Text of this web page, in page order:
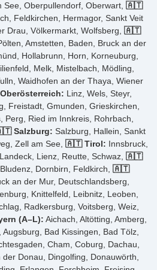
Oberpullendorf, Oberwart, 🇦🇹
Feldkirchen, Hermagor, Sankt Veit
Drau, Völkermarkt, Wolfsberg, 🇦🇹
Amstetten, Baden, Bruck an der
Hollabrunn, Horn, Korneuburg,
Melk, Mistelbach, Mödling,
Waidhofen an der Thaya, Wiener
Linz, Wels, Steyr,
Freistadt, Gmunden, Grieskirchen,
Perg, Ried im Innkreis, Rohrbach,
Salzburg: Salzburg, Hallein, Sankt
Zell am See, 🇦🇹 Tirol: Innsbruck,
Lienz, Reutte, Schwaz, 🇦🇹
Dornbirn, Feldkirch, 🇦🇹
an der Mur, Deutschlandsberg,
Knittelfeld, Leibnitz, Leoben,
Radkersburg, Voitsberg, Weiz,
(A–L): Aichach, Altötting, Amberg,
Bad Kissingen, Bad Tölz,
Cham, Coburg, Dachau,
Donau, Dingolfing, Donauwörth,